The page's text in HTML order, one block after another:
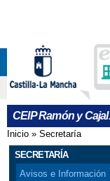
CEIP Ramón y
Se
Inicio » Secretaría
SECRETARÍA
Avisos e Información